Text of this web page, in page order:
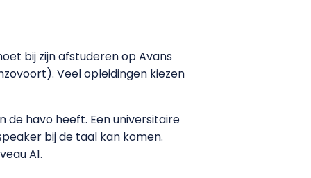
bij zijn afstuderen op Avans
Veel opleidingen kiezen
de havo heeft. Een universitaire
bij de taal kan komen.
A1.